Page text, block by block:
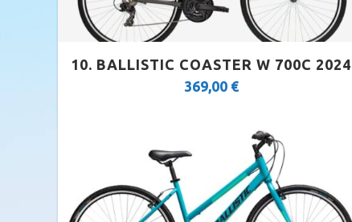
E-FULL SUSP
10. BALLISTIC COASTER W 700C 2024
369,00 €